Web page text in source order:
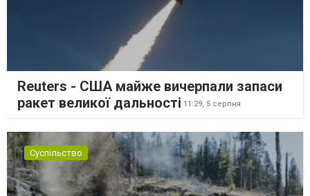
Reuters - США майже вичерпали запаси
ракет великої дальності 11:29, 5 серпня
Суспільство